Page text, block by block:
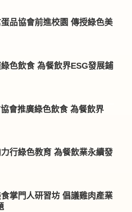
品協會前進校園 傳授綠色美
色飲食 為餐飲界ESG發展鋪
會推廣綠色飲食 為餐飲界
行綠色教育 為餐飲業永續發
掌門人研習坊 倡議雞肉產業